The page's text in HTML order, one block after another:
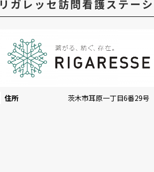
リガレッセ訪問看護ステー
住所 茨木市耳原一丁目6番29